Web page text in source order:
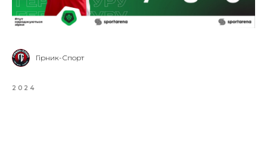
Гірник-Спорт
2024